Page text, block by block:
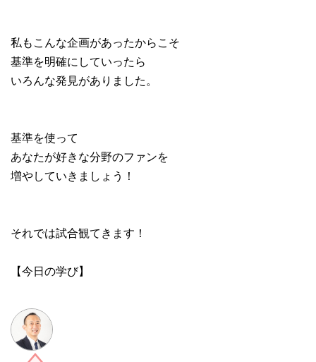
私もこんな企画があったからこそ
基準を明確にしていったら
いろんな発見がありました。
基準を使って
あなたが好きな分野のファンを
増やしていきましょう！
それでは試合観てきます！
【今日の学び】